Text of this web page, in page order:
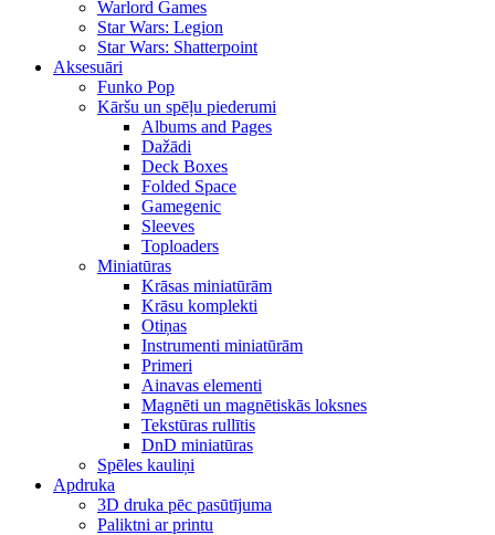
Warlord Games
Star Wars: Legion
Star Wars: Shatterpoint
Aksesuāri
Funko Pop
Kāršu un spēļu piederumi
Albums and Pages
Dažādi
Deck Boxes
Folded Space
Gamegenic
Sleeves
Toploaders
Miniatūras
Krāsas miniatūrām
Krāsu komplekti
Otiņas
Instrumenti miniatūrām
Primeri
Ainavas elementi
Magnēti un magnētiskās loksnes
Tekstūras rullītis
DnD miniatūras
Spēles kauliņi
Apdruka
3D druka pēc pasūtījuma
Paliktni ar printu